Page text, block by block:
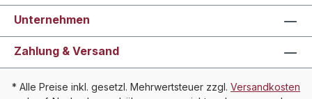
Unternehmen
Zahlung & Versand
* Alle Preise inkl. gesetzl. Mehrwertsteuer zzgl. Versandkosten